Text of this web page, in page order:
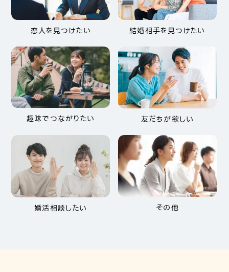
恋人を見つけたい 結婚相手を見つけたい
趣味でつながりたい 友だちが欲しい
婚活相談したい その他